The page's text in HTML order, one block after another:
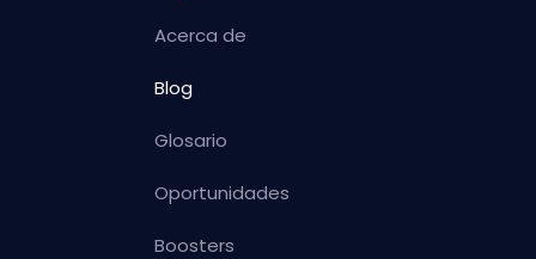
Acerca de
Blog
Glosario
Oportunidades
Boosters